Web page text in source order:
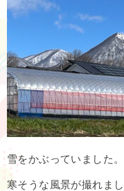
雪をかぶっていました。
寒そうな風景が撮れまし